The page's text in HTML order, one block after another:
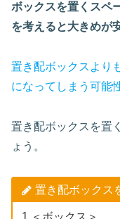
ボックスを置くスペ
を考えると大きめが
置き配ボックスより
になってしまう可能
置き配ボックスを置
ょう。
置き配ボックス
1.＜ボックス＞